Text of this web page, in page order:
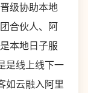
级协助本地
合伙人、阿
本地日子服
是线上线下一
如云融入阿里